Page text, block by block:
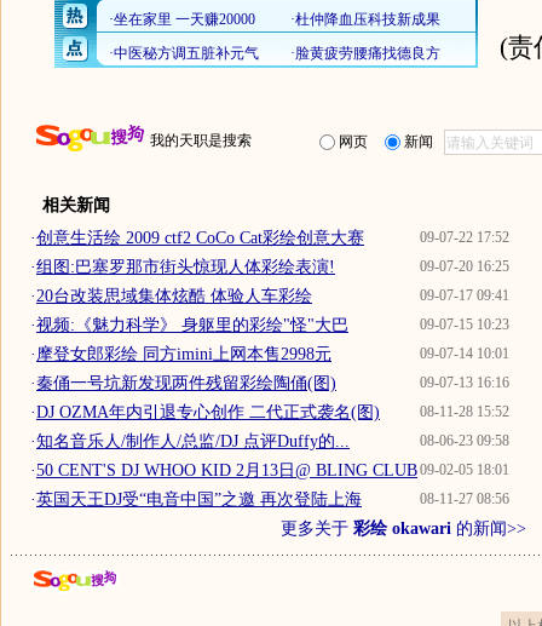
(责
我的天职是搜索 网页 新闻
相关新闻
09-07-22 17:52
·创意生活绘 2009 ctf2 CoCo Cat彩绘创意大赛
09-07-20 16:25
·组图:巴塞罗那市街头惊现人体彩绘表演!
09-07-17 09:41
·20台改装思域集体炫酷 体验人车彩绘
09-07-15 10:23
·视频:《魅力科学》 身躯里的彩绘"怪"大巴
09-07-14 10:01
·摩登女郎彩绘 同方imini上网本售2998元
09-07-13 16:16
·秦俑一号坑新发现两件残留彩绘陶俑(图)
08-11-28 15:52
·DJ OZMA年内引退专心创作 二代正式袭名(图)
08-06-23 09:58
·知名音乐人/制作人/总监/DJ 点评Duffy的...
09-02-05 18:01
·50 CENT'S DJ WHOO KID 2月13日@ BLING CLUB
08-11-27 08:56
·英国天王DJ受“电音中国”之邀 再次登陆上海
更多关于 彩绘 okawari 的新闻>>